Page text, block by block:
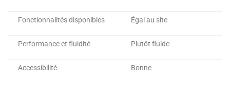
Fonctionnalités disponibles Égal au site
Performance et fluidité Plutôt fluide
Accessibilité Bonne